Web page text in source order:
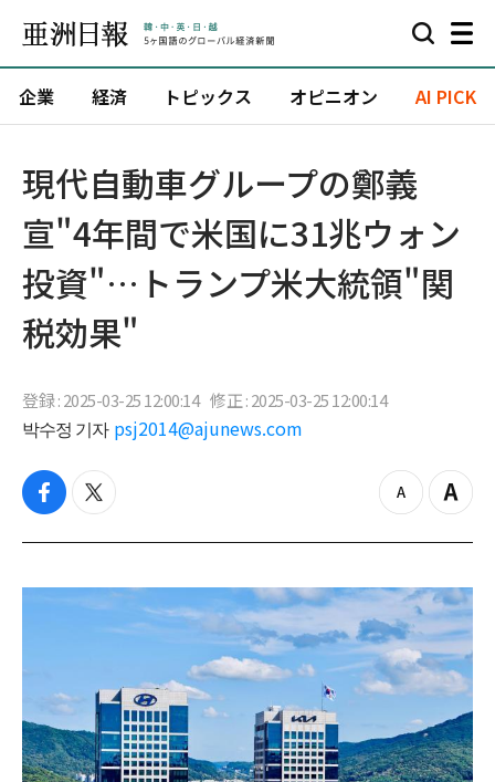
企業 経済 トピックス オピニオン AI PICK
現代自動車グループの鄭義
宣"4年間で米国に31兆ウォン
投資"…トランプ米大統領"関
税効果"
登録 : 2025-03-25 12:00:14 修正 : 2025-03-25 12:00:14
박수정 기자 psj2014@ajunews.com
f
c
b
t
i
t
e
z
o
o
u
t
Z
o
i
n